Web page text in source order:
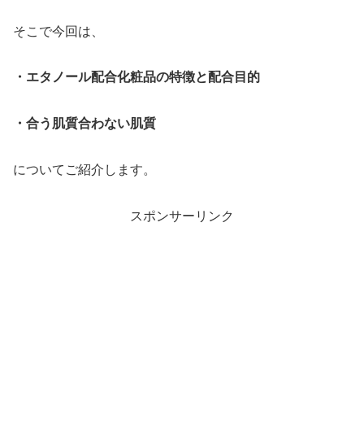
そこで今回は、
・エタノール配合化粧品の特徴と配合目的
・合う肌質合わない肌質
についてご紹介します。
スポンサーリンク